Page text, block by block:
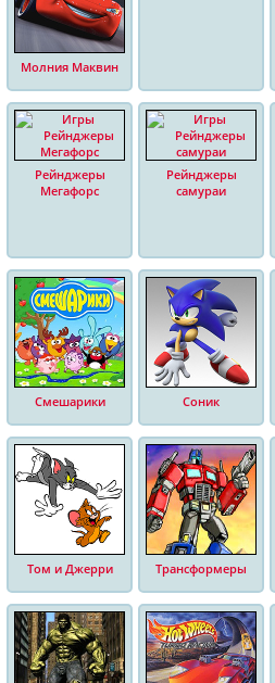
Молния Маквин
Рейнджеры
Мегафорс
Рейнджеры
самураи
Смешарики Соник
Том и Джерри Трансформеры